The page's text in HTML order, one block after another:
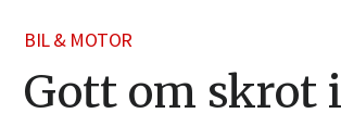
BIL & MOTOR
Gott om skrot i